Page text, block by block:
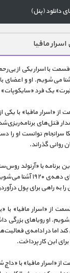
دانلود (پنل)
مافیا
با اسرار یکی از
آشنا می‌شویم. او و
یک فرد «سایکوپات»
از «اسرار مافیا» با یکی
قتل‌های
سرانجام توانست او را
روانی گذراند.
برنامه با «آرنولد
سازمان‌یافته در
به راهی برای پول
از «اسرار مافیا»
او رویاهای
اما در ادامه‌ی
این کار پرداخت.
از «اسرار مافیا» با